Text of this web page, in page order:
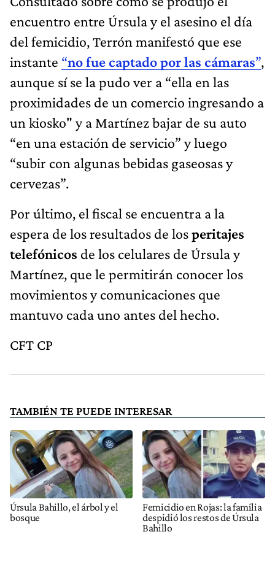
encuentro entre Úrsula y el asesino el día
del femicidio, Terrón manifestó que ese
instante “no fue captado por las cámaras”,
aunque sí se la pudo ver a “ella en las
proximidades de un comercio ingresando a
un kiosko" y a Martínez bajar de su auto
“en una estación de servicio” y luego
“subir con algunas bebidas gaseosas y
cervezas”.
Por último, el fiscal se encuentra a la
espera de los resultados de losperitajes
telefónicos de los celulares de Úrsula y
Martínez, que le permitirán conocer los
movimientos y comunicaciones que
mantuvo cada uno antes del hecho.
CFT CP
TAMBIÉN TE PUEDE INTERESAR
Úrsula Bahillo, el árbol y el
bosque
Femicidio en Rojas: la familia
despidió los restos de Úrsula
Bahillo